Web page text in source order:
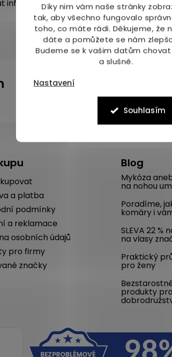
Díky nim vám naše stránky
tak, aby všechno fungovalo
toho, co máte rádi. Děkujeme, že
dáte a pomůžete se nám
Budeme se k vašim datům
a slušně.
Nastavení
Souhlasím
informace o nových
+420 736 708 220
@mj-
a platba
podmínky
a reklamace
osobních údajů
pro firmy
značky
Blog
Mykóza
na nohou
Poradíme,
komáry i
SLEVA 22
na vlasy
Praktický
pro ženy
produkty